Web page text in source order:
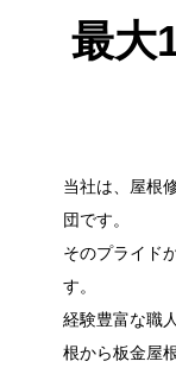
最大
当社は、屋根
団です。
そのプライド
す。
経験豊富な職
根から板金屋